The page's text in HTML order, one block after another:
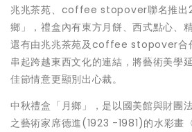
兆兆茶苑、coffee stopover聯名推出
鄉」，禮盒內有東方月餅、西式點心、
還有由兆兆茶苑及coffee stopover合
串起跨越東西文化的連結，將藝術美學
佳節情意更顯別出心裁。
中秋禮盒「月鄉」，是以國美館與財團
之藝術家席德進(1923 -1981)的水彩畫